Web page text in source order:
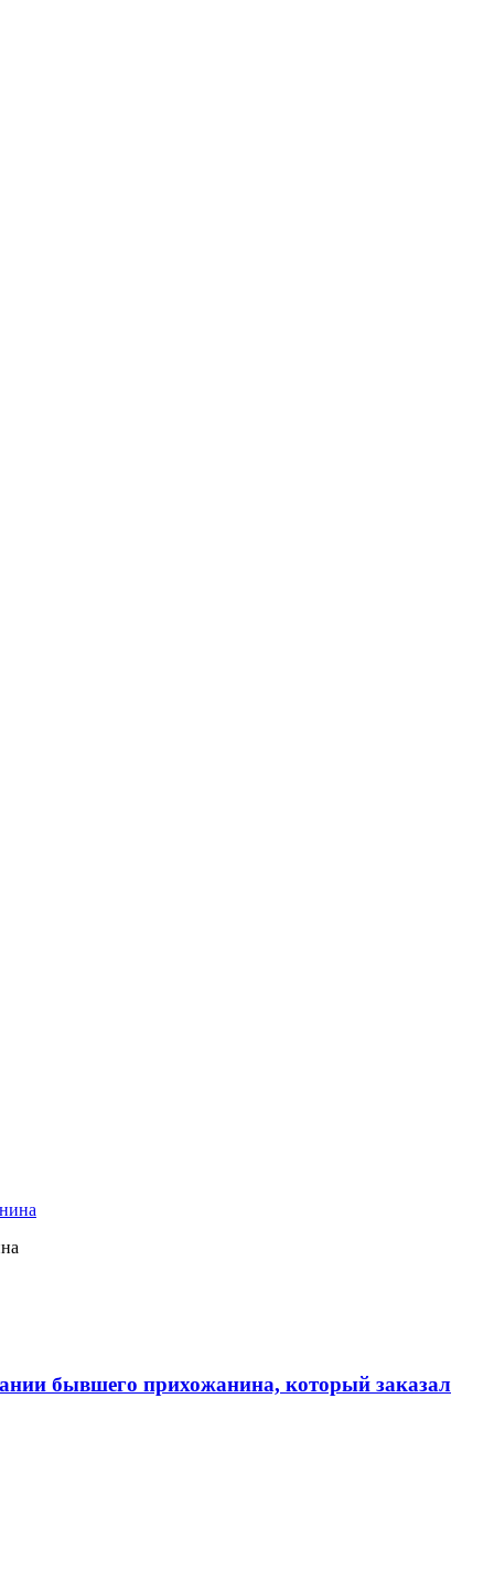
бывшего прихожанина, который заказал